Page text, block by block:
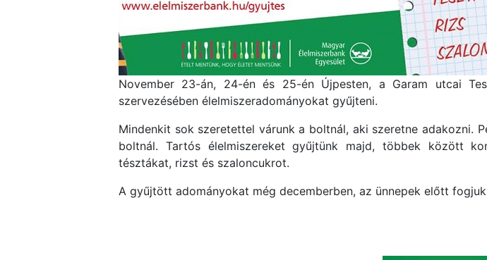
November 23-án, 24-én és 25-én Újpesten, a Garam utcai
szervezésében élelmiszeradományokat gyűjteni.
Mindenkit sok szeretettel várunk a boltnál, aki szeretne adakozni.
boltnál. Tartós élelmiszereket gyűjtünk majd, többek között
tésztákat, rizst és szaloncukrot.
A gyűjtött adományokat még decemberben, az ünnepek előtt